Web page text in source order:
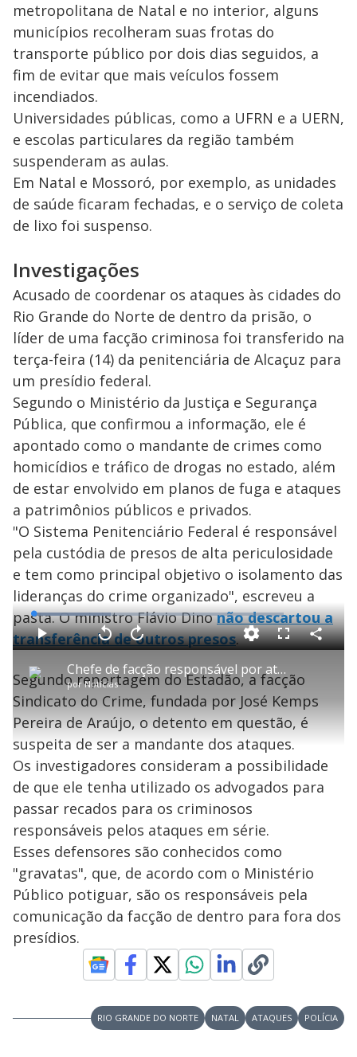
metropolitana de Natal e no interior, alguns
municípios recolheram suas frotas do
transporte público por dois dias seguidos, a
fim de evitar que mais veículos fossem
incendiados.
Universidades públicas, como a UFRN e a UERN,
e escolas particulares da região também
suspenderam as aulas.
Em Natal e Mossoró, por exemplo, as unidades
de saúde ficaram fechadas, e o serviço de coleta
de lixo foi suspenso.
Investigações
Acusado de coordenar os ataques às cidades do
Rio Grande do Norte de dentro da prisão, o
líder de uma facção criminosa foi transferido na
terça-feira (14) da penitenciária de Alcaçuz para
um presídio federal.
Segundo o Ministério da Justiça e Segurança
Pública, que confirmou a informação, ele é
apontado como o mandante de crimes como
homicídios e tráfico de drogas no estado, além
de estar envolvido em planos de fuga e ataques
a patrimônios públicos e privados.
"O Sistema Penitenciário Federal é responsável
pela custódia de presos de alta periculosidade
e tem como principal objetivo o isolamento das
lideranças do crime organizado", escreveu a
pasta. O ministro Flávio Dinonão descartou a
transferência de outros presos.
P
l
a
y
V
i
d
e
Chefe de facção responsável por ataques no Rio Grande do Norte é transferido para presídio federal
porNotícias
P V
t
a
r
1
0
e
g
n
d
s
A
n
ç
a
1
e
u
n
o
s
M
u
d
o
L
o
a
d
e
:
3
0
.
9
3
F
l
s
c
e
n
C
o
i
l
Segundo reportagem do Estadão, a facção
Sindicato do Crime, fundada por José Kemps
Pereira de Araújo, o detento em questão, é
suspeita de ser a mandante dos ataques.
Os investigadores consideram a possibilidade
de que ele tenha utilizado os advogados para
passar recados para os criminosos
responsáveis pelos ataques em série.
Esses defensores são conhecidos como
"gravatas", que, de acordo com o Ministério
Público potiguar, são os responsáveis pela
comunicação da facção de dentro para fora dos
presídios.
RIO GRANDE DO NORTE NATAL ATAQUES POLÍCIA